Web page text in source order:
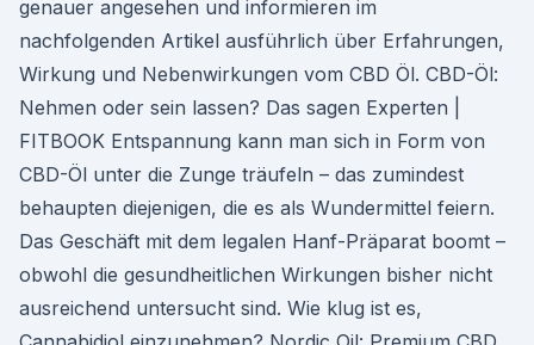
genauer angesehen und informieren im
nachfolgenden Artikel ausführlich über Erfahrungen,
Wirkung und Nebenwirkungen vom CBD Öl. CBD-Öl:
Nehmen oder sein lassen? Das sagen Experten |
FITBOOK Entspannung kann man sich in Form von
CBD-Öl unter die Zunge träufeln – das zumindest
behaupten diejenigen, die es als Wundermittel feiern.
Das Geschäft mit dem legalen Hanf-Präparat boomt –
obwohl die gesundheitlichen Wirkungen bisher nicht
ausreichend untersucht sind. Wie klug ist es,